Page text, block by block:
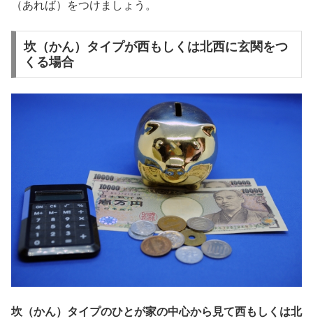
（あれば）をつけましょう。
坎（かん）タイプが西もしくは北西に玄関をつ
くる場合
坎（かん）タイプのひとが家の中心から見て西もしくは北